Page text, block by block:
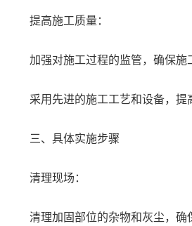
提高施工质量：
加强对施工过程的监管，确保施
采用先进的施工工艺和设备，提
三、具体实施步骤
清理现场：
清理加固部位的杂物和灰尘，确